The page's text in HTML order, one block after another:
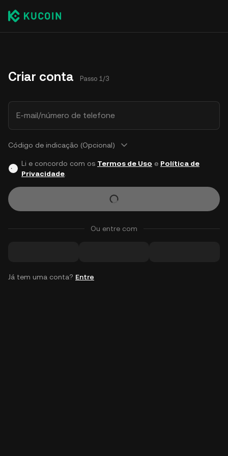
Criar conta Passo 1/3
E-mail/número de telefone
Código de indicação (Opcional)
Li e concordo com os Termos de Uso e Política de
Privacidade.
Ou entre com
Já tem uma conta? Entre